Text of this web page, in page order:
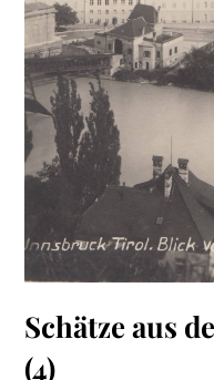
Schätze aus
(4)